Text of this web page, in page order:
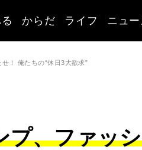
からだ ライフ ニュー
！ 俺たちの“休日3大欲求”
プ、ファッ